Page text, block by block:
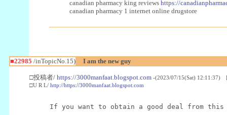
canadian pharmacy king reviews https://
canadian pharmacy 1 internet online drugstore
■22985 /inTopicNo.15) I am the new guy
□投稿者/ https://3000manfaat.blogspot.com -(2023/07/15(Sat) 12:11:37)
□U R L/ http://https://3000manfaat.blogspot.com
If you want to obtain a good deal from this